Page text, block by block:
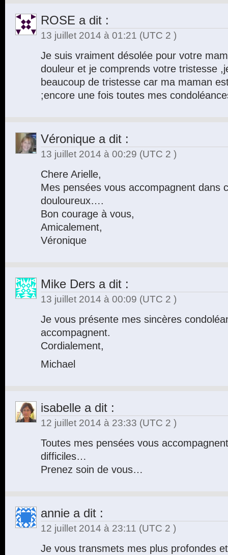
ROSE a dit :
13 juillet 2014 à 01:21 (UTC 2 )
Je suis vraiment désolée pour votre
douleur et je comprends votre tristesse
beaucoup de tristesse car ma maman
;encore une fois toutes mes
Véronique a dit :
13 juillet 2014 à 00:29 (UTC 2 )
Chere Arielle,
Mes pensées vous accompagnent dans
douloureux….
Bon courage à vous,
Amicalement,
Véronique
Mike Ders a dit :
13 juillet 2014 à 00:09 (UTC 2 )
Je vous présente mes sincères
accompagnent.
Cordialement,
Michael
isabelle a dit :
12 juillet 2014 à 23:33 (UTC 2 )
Toutes mes pensées vous
difficiles…
Prenez soin de vous…
annie a dit :
12 juillet 2014 à 23:11 (UTC 2 )
Je vous transmets mes plus profondes